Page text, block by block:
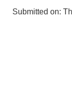
Submitted on: